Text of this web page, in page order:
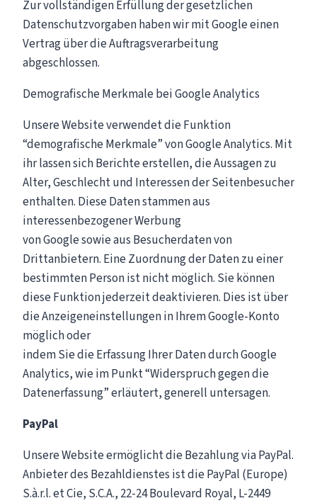
Zur vollständigen Erfüllung der gesetzlichen
Datenschutzvorgaben haben wir mit Google einen
Vertrag über die Auftragsverarbeitung
abgeschlossen.
Demografische Merkmale bei Google Analytics
Unsere Website verwendet die Funktion
“demografische Merkmale” von Google Analytics. Mit
ihr lassen sich Berichte erstellen, die Aussagen zu
Alter, Geschlecht und Interessen der Seitenbesucher
enthalten. Diese Daten stammen aus
interessenbezogener Werbung
von Google sowie aus Besucherdaten von
Drittanbietern. Eine Zuordnung der Daten zu einer
bestimmten Person ist nicht möglich. Sie können
diese Funktion jederzeit deaktivieren. Dies ist über
die Anzeigeneinstellungen in Ihrem Google-Konto
möglich oder
indem Sie die Erfassung Ihrer Daten durch Google
Analytics, wie im Punkt “Widerspruch gegen die
Datenerfassung” erläutert, generell untersagen.
PayPal
Unsere Website ermöglicht die Bezahlung via PayPal.
Anbieter des Bezahldienstes ist die PayPal (Europe)
S.à.r.l. et Cie, S.C.A., 22-24 Boulevard Royal, L-2449